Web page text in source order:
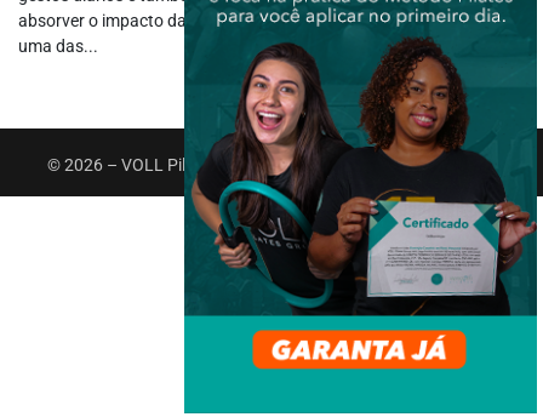
absorver o impacto das forças de reação do solo. Ele é considerado
uma das...
© 2026 – VOLL Pilates Group. Todos os direitos reservados.